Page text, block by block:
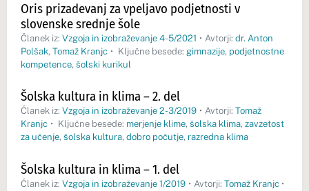
Oris prizadevanj za vpeljavo podjetnosti v
slovenske srednje šole
Članek iz: Vzgoja in izobraževanje 4-5/2021 • Avtorji: dr. Anton
Polšak, Tomaž Kranjc • Ključne besede: gimnazije, podjetnostne
kompetence, šolski kurikul
Šolska kultura in klima – 2. del
Članek iz: Vzgoja in izobraževanje 2-3/2019 • Avtorji: Tomaž
Kranjc • Ključne besede: merjenje klime, šolska klima, zavzetost
za učenje, šolska kultura, dobro počutje, razredna klima
Šolska kultura in klima – 1. del
Članek iz: Vzgoja in izobraževanje 1/2019 • Avtorji: Tomaž Kranjc •